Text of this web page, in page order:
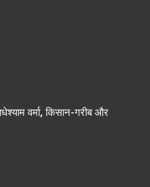
वर्मा, किसान-गरीब और